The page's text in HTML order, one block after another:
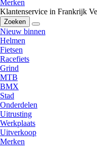
Merken
Klantenservice in Frankrijk
Zoeken
Nieuw binnen
Helmen
Fietsen
Racefiets
Grind
MTB
BMX
Stad
Onderdelen
Uitrusting
Werkplaats
Uitverkoop
Merken